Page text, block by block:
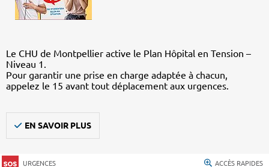
Le CHU de Montpellier active le Plan Hôpital en Tension –
Niveau 1.
Pour garantir une prise en charge adaptée à chacun,
appelez le 15 avant tout déplacement aux urgences.
EN SAVOIR PLUS
URGENCES ACCÈS RAPIDES